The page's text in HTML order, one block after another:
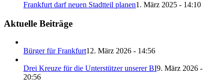
Frankfurt darf neuen Stadtteil planen1. März 2025 - 14:10
Aktuelle Beiträge
Bürger für Frankfurt12. März 2026 - 14:56
Drei Kreuze für die Unterstützer unserer BI9. März 2026 -
20:56